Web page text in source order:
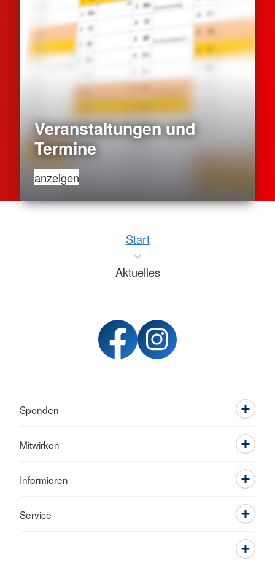
Veranstaltungen und
Termine
anzeigen
Start
Aktuelles
Spenden
Mitwirken
Informieren
Service